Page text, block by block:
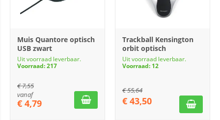
Muis Quantore optisch
USB zwart
Uit voorraad leverbaar.
Voorraad: 217
€7,55
vanaf
€ 4,79
Trackball Kensington
orbit optisch
Uit voorraad leverbaar.
Voorraad: 12
€55,64
€ 43,50